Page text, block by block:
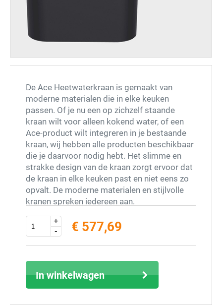
De Ace Heetwaterkraan is gemaakt van
moderne materialen die in elke keuken
passen. Of je nu een op zichzelf staande
kraan wilt voor alleen kokend water, of een
Ace-product wilt integreren in je bestaande
kraan, wij hebben alle producten beschikbaar
die je daarvoor nodig hebt. Het slimme en
strakke design van de kraan zorgt ervoor dat
de kraan in elke keuken past en niet eens zo
opvalt. De moderne materialen en stijlvolle
kranen spreken iedereen aan.
Extra info
+
-
€ 577,69
In winkelwagen